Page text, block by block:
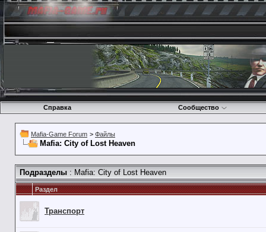
Справка Сообщество
Mafia-Game Forum > Файлы
Mafia: City of Lost Heaven
Подразделы : Mafia: City of Lost Heaven
Раздел
Транспорт